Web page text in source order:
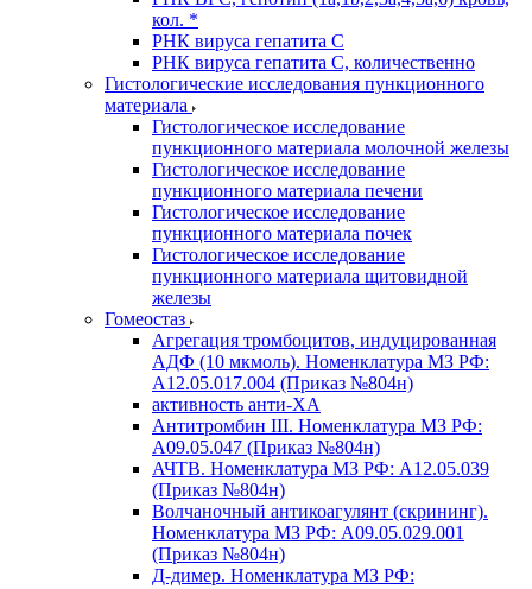
кол. *
РНК вируса гепатита C
РНК вируса гепатита C, количественно
Гистологические исследования пункционного
материала
Гистологическое исследование
пункционного материала молочной железы
Гистологическое исследование
пункционного материала печени
Гистологическое исследование
пункционного материала почек
Гистологическое исследование
пункционного материала щитовидной
железы
Гомеостаз
Агрегация тромбоцитов, индуцированная
АДФ (10 мкмоль). Номенклатура МЗ РФ:
A12.05.017.004 (Приказ №804н)
активность анти-ХА
Антитромбин III. Номенклатура МЗ РФ:
A09.05.047 (Приказ №804н)
АЧТВ. Номенклатура МЗ РФ: A12.05.039
(Приказ №804н)
Волчаночный антикоагулянт (скрининг).
Номенклатура МЗ РФ: A09.05.029.001
(Приказ №804н)
Д-димер. Номенклатура МЗ РФ: